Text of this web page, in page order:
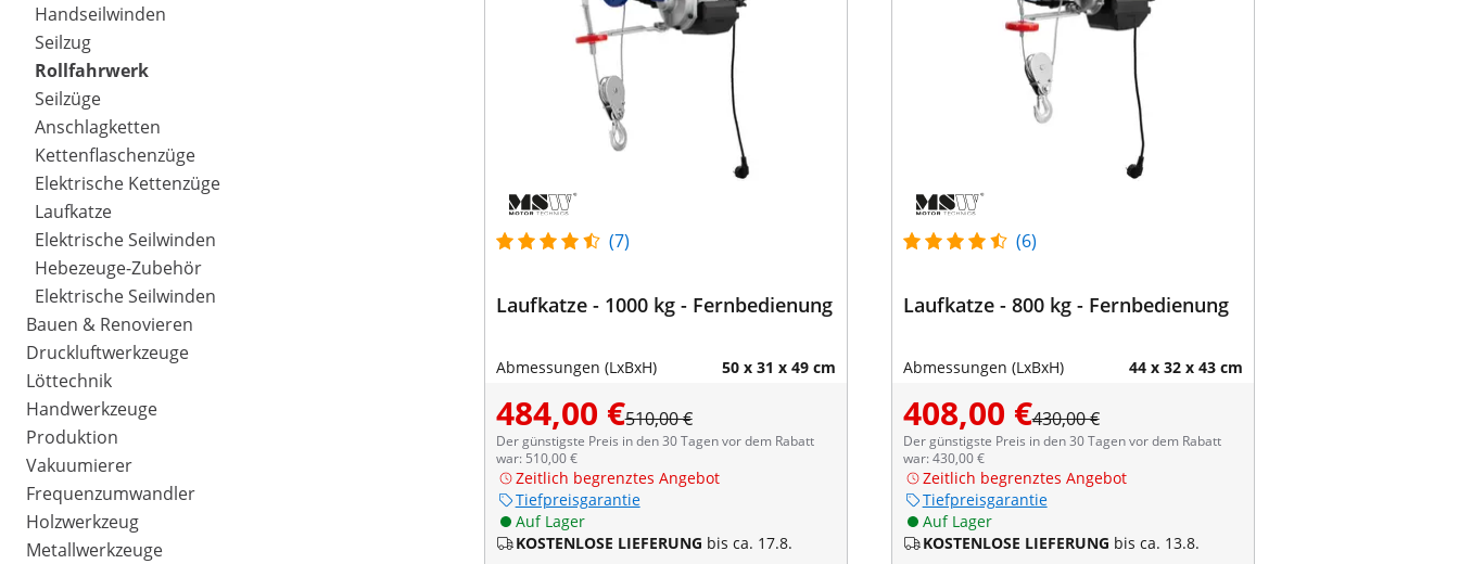
Handseilwinden
Seilzug
Rollfahrwerk
Seilzüge
Anschlagketten
Kettenflaschenzüge
Elektrische Kettenzüge
Laufkatze
Elektrische Seilwinden
Hebezeuge-Zubehör
Elektrische Seilwinden
Bauen & Renovieren
Druckluftwerkzeuge
Löttechnik
Handwerkzeuge
Produktion
Vakuumierer
Frequenzumwandler
Holzwerkzeug
Metallwerkzeuge
(7)
Laufkatze - 1000 kg - Fernbedienung
Abmessungen (LxBxH) 50 x 31 x 49 cm
484,00 €510,00 €
Der günstigste Preis in den 30 Tagen vor dem Rabatt
war: 510,00 €
Zeitlich begrenztes Angebot
Tiefpreisgarantie
Auf Lager
KOSTENLOSE LIEFERUNG bis ca. 17.8.
(6)
Laufkatze - 800 kg - Fernbedienung
Abmessungen (LxBxH) 44 x 32 x 43 cm
408,00 €430,00 €
Der günstigste Preis in den 30 Tagen vor dem Rabatt
war: 430,00 €
Zeitlich begrenztes Angebot
Tiefpreisgarantie
Auf Lager
KOSTENLOSE LIEFERUNG bis ca. 13.8.